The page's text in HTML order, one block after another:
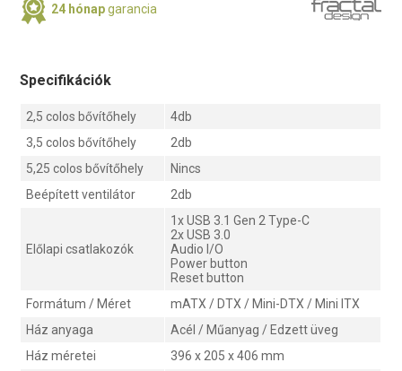
24 hónapgarancia
Specifikációk
2,5 colos bővítőhely
4db
3,5 colos bővítőhely
2db
5,25 colos bővítőhely
Nincs
Beépített ventilátor
2db
Előlapi csatlakozók
1x USB 3.1 Gen 2 Type-C
2x USB 3.0
Audio I/O
Power button
Reset button
Formátum / Méret
mATX / DTX / Mini-DTX / Mini ITX
Ház anyaga
Acél / Műanyag / Edzett üveg
Ház méretei
396 x 205 x 406 mm